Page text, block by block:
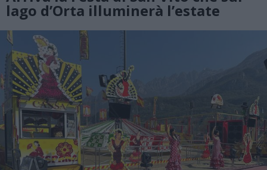
lago d’Orta illuminerà l’estate